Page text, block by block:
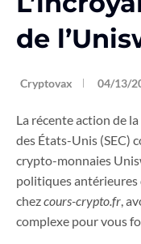
de
Cryptovax 04/13/
La récente action de
des États-Unis (SEC)
crypto-monnaies
politiques antérieures
chezcours-crypto.fr,
complexe pour vous